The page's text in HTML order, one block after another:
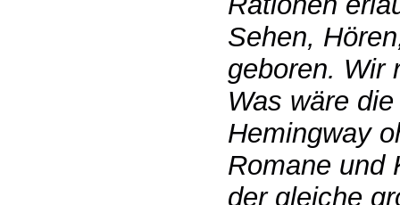
Sehen,
geboren. Wir
Was wäre
Hemingway
Romane und
der gleiche